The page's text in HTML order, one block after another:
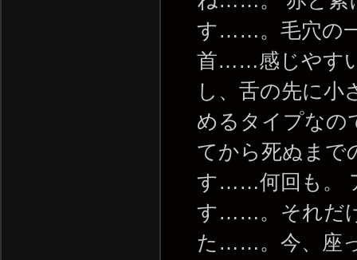
す……。毛穴の
首……感じやす
し、舌の先に小
めるタイプな
てから死ぬまで
す……何回も。
す……。それだ
た……。今、座